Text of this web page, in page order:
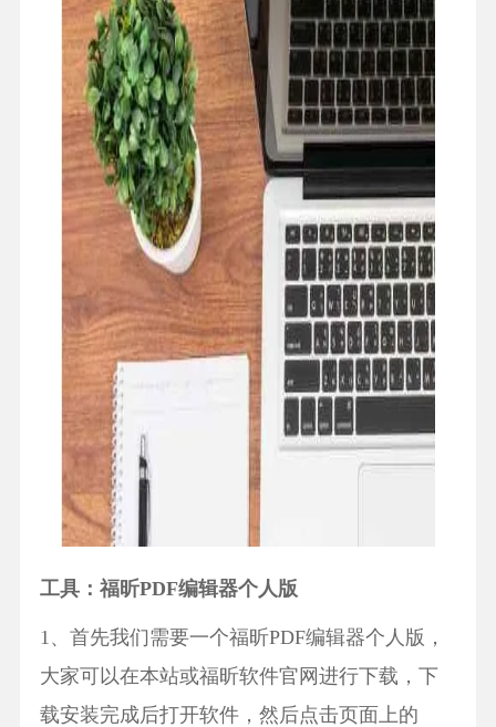
工具：福昕PDF编辑器个人版
1、首先我们需要一个福昕PDF编辑器个人版，
大家可以在本站或福昕软件官网进行下载，下
载安装完成后打开软件，然后点击页面上的